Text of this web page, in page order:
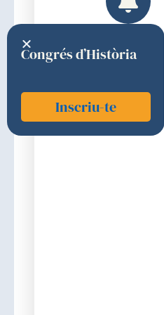
Congrés d’Història
Inscriu-te